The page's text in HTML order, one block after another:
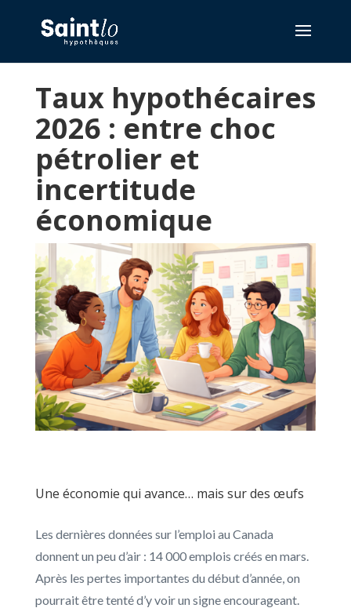
Taux hypothécaires
2026 : entre choc
pétrolier et
incertitude
économique
Une économie qui avance… mais sur des œufs
Les dernières données sur l’emploi au Canada
donnent un peu d’air : 14 000 emplois créés en mars.
Après les pertes importantes du début d’année, on
pourrait être tenté d’y voir un signe encourageant.